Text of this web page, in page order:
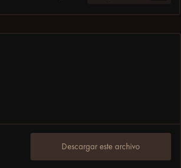
Descargar este archivo